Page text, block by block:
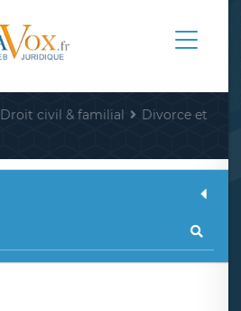
Droit civil & familial
Divorce et